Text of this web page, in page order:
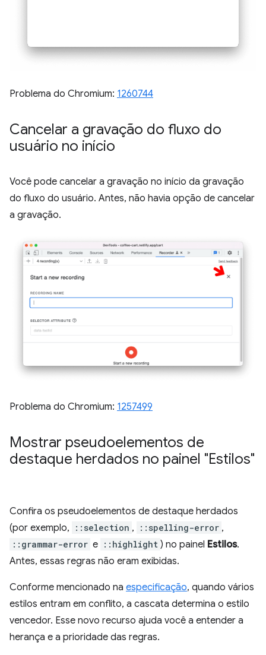
Problema do Chromium: 1260744
Cancelar a gravação do fluxo do
usuário no início
Você pode cancelar a gravação no início da gravação
do fluxo do usuário. Antes, não havia opção de cancelar
a gravação.
Problema do Chromium: 1257499
Mostrar pseudoelementos de
destaque herdados no painel "Estilos"
Confira os pseudoelementos de destaque herdados
(por exemplo,
::selection , ::spelling-error ,
::grammar-error e ::highlight ) no painel Estilos.
Antes, essas regras não eram exibidas.
Conforme mencionado na especificação, quando vários
estilos entram em conflito, a cascata determina o estilo
vencedor. Esse novo recurso ajuda você a entender a
herança e a prioridade das regras.